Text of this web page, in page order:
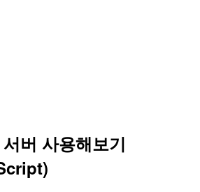
버 사용해보기